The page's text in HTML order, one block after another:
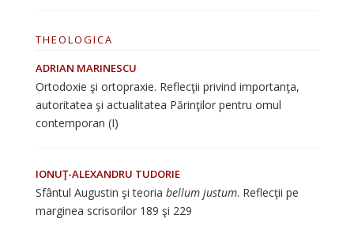
THEOLOGICA
ADRIAN MARINESCU
Ortodoxie şi ortopraxie. Reflecţii privind importanţa,
autoritatea şi actualitatea Părinţilor pentru omul
contemporan (I)
IONUŢ-ALEXANDRU TUDORIE
Sfântul Augustin şi teoria bellum justum. Reflecţii pe
marginea scrisorilor 189 şi 229